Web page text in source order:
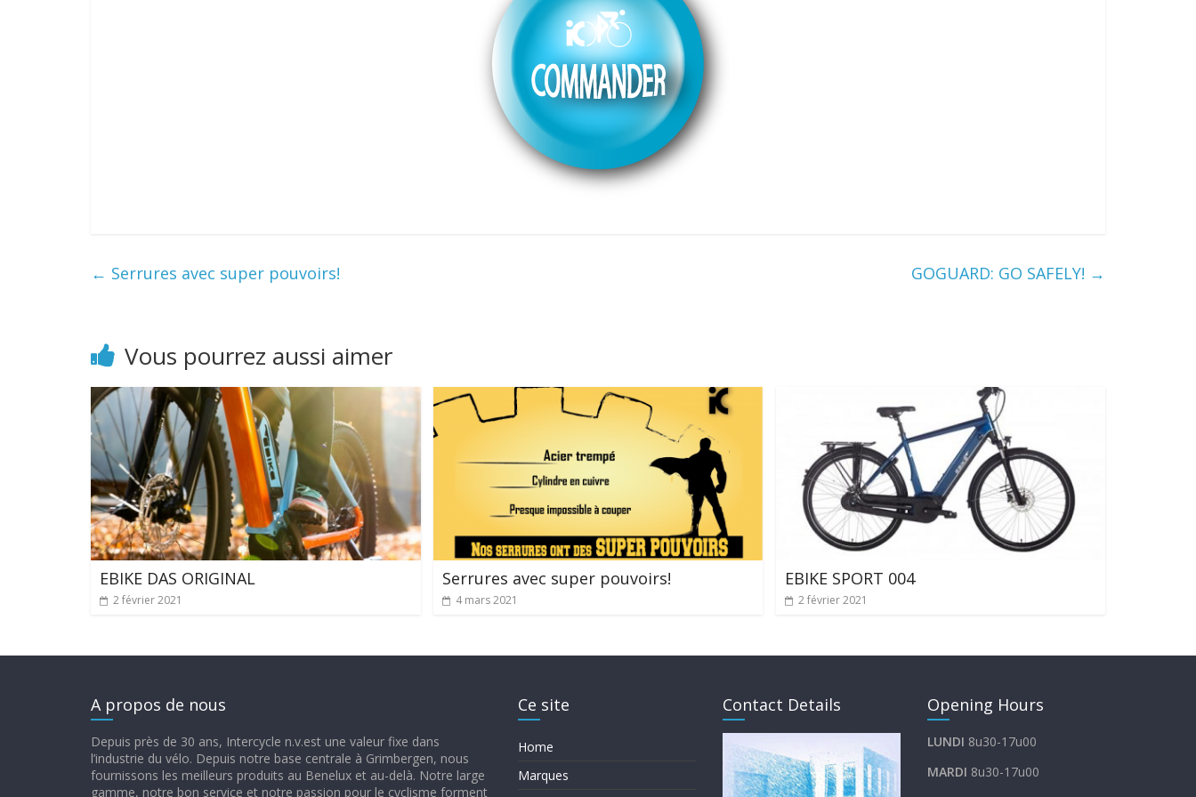
← Serrures avec super pouvoirs! GOGUARD: GO SAFELY! →
Vous pourrez aussi aimer
EBIKE DAS ORIGINAL
2 février 2021
Serrures avec super pouvoirs!
4 mars 2021
EBIKE SPORT 004
2 février 2021
A propos de nous
Depuis près de 30 ans, Intercycle n.v.est une valeur fixe dans
l’industrie du vélo. Depuis notre base centrale à Grimbergen, nous
fournissons les meilleurs produits au Benelux et au-delà. Notre large
gamme, notre bon service et notre passion pour le cyclisme forment
Ce site
Home
Marques
Contact Details Opening Hours
LUNDI 8u30-17u00
MARDI 8u30-17u00